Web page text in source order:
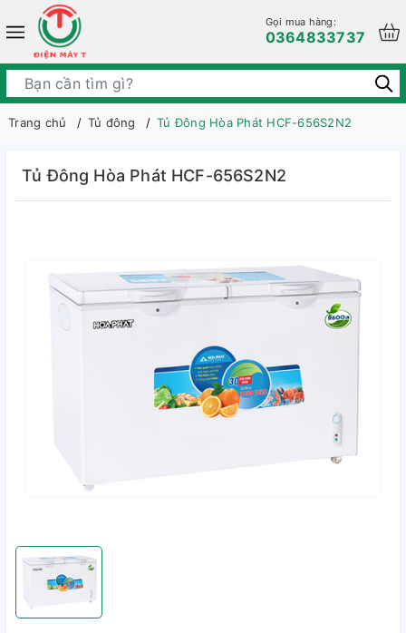
Gọi mua hàng:
0364833737
Trang chủ Tủ đông Tủ Đông Hòa Phát HCF-656S2N2
Tủ Đông Hòa Phát HCF-656S2N2